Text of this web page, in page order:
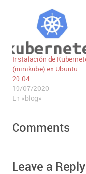
Instalación de
(minikube) en Ubuntu
20.04
10/07/2020
En «blog»
Comments
Leave a Reply